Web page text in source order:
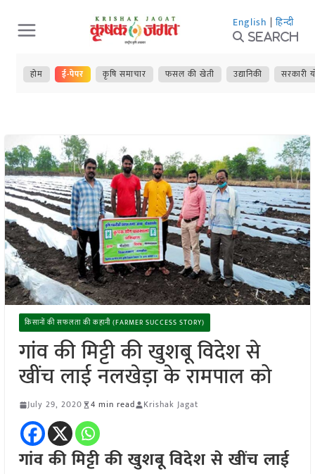
Skip
to
content
English | हिन्दी
Search
होम ई-पेपर कृषि समाचार फसल की खेती उद्यानिकी सरकारी
किसानों की सफलता की कहानी (FARMER SUCCESS STORY)
गांव की मिट्टी की खुशबू विदेश से
खींच लाई नलखेड़ा के रामपाल को
July 29, 2020 4 min read Krishak Jagat
गांव की मिट्टी की खुशबू विदेश से खींच लाई